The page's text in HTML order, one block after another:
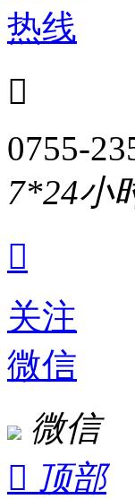
热线

0755-
7*24小

关注
微信
微信
 顶部